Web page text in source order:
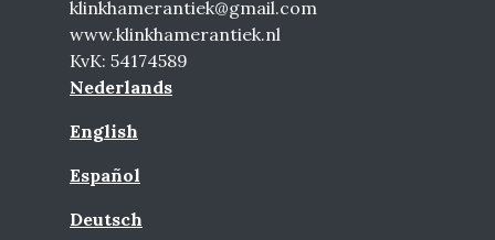
klinkhamerantiek@gmail.com
www.klinkhamerantiek.nl
KvK: 54174589
Nederlands
English
Español
Deutsch